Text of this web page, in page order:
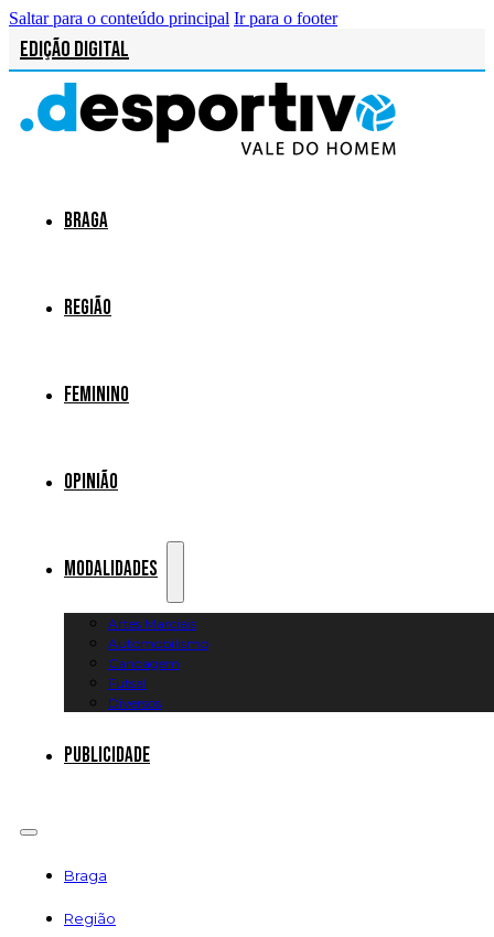
Saltar para o conteúdo principal Ir para o footer
Edição Digital
Braga
Região
Feminino
Opinião
Modalidades
Artes Marciais
Automobilismo
Canoagem
Futsal
Diversos
Publicidade
Braga
Região